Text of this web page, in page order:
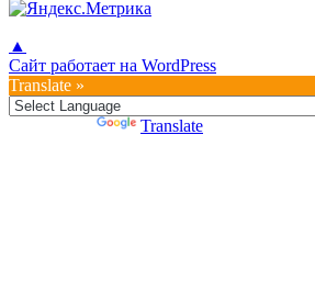
▲
Сайт работает на WordPress
Translate »
Translate